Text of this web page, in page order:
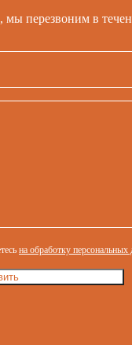
мы перезвоним в
на обработку персональных